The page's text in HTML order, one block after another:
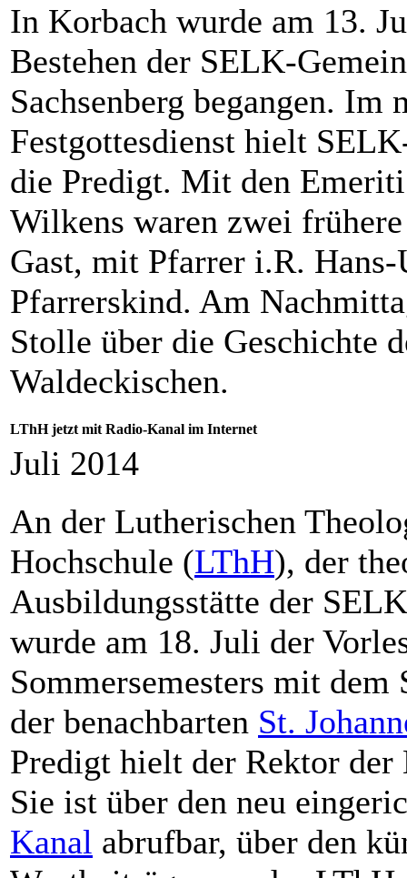
In Korbach wurde am 13.
Bestehen der SELK-
Sachsenberg begangen.
Festgottesdienst hielt
die Predigt. Mit den
Wilkens waren zwei
Gast, mit Pfarrer i.R.
Pfarrerskind. Am
Stolle über die Geschichte
Waldeckischen.
LThH jetzt mit Radio-Kanal im Internet
Juli 2014
An der Lutherischen
Hochschule (LThH), der
Ausbildungsstätte der
wurde am 18. Juli der
Sommersemesters mit dem
der benachbarten St.
Predigt hielt der Rektor
Sie ist über den neu
Kanal abrufbar, über den